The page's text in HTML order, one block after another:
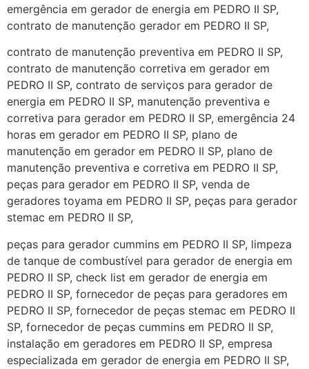
emergência em gerador de energia em PEDRO II SP,
contrato de manutenção gerador em PEDRO II SP,
contrato de manutenção preventiva em PEDRO II SP,
contrato de manutenção corretiva em gerador em
PEDRO II SP, contrato de serviços para gerador de
energia em PEDRO II SP, manutenção preventiva e
corretiva para gerador em PEDRO II SP, emergência 24
horas em gerador em PEDRO II SP, plano de
manutenção em gerador em PEDRO II SP, plano de
manutenção preventiva e corretiva em PEDRO II SP,
peças para gerador em PEDRO II SP, venda de
geradores toyama em PEDRO II SP, peças para gerador
stemac em PEDRO II SP,
peças para gerador cummins em PEDRO II SP, limpeza
de tanque de combustível para gerador de energia em
PEDRO II SP, check list em gerador de energia em
PEDRO II SP, fornecedor de peças para geradores em
PEDRO II SP, fornecedor de peças stemac em PEDRO II
SP, fornecedor de peças cummins em PEDRO II SP,
instalação em geradores em PEDRO II SP, empresa
especializada em gerador de energia em PEDRO II SP,